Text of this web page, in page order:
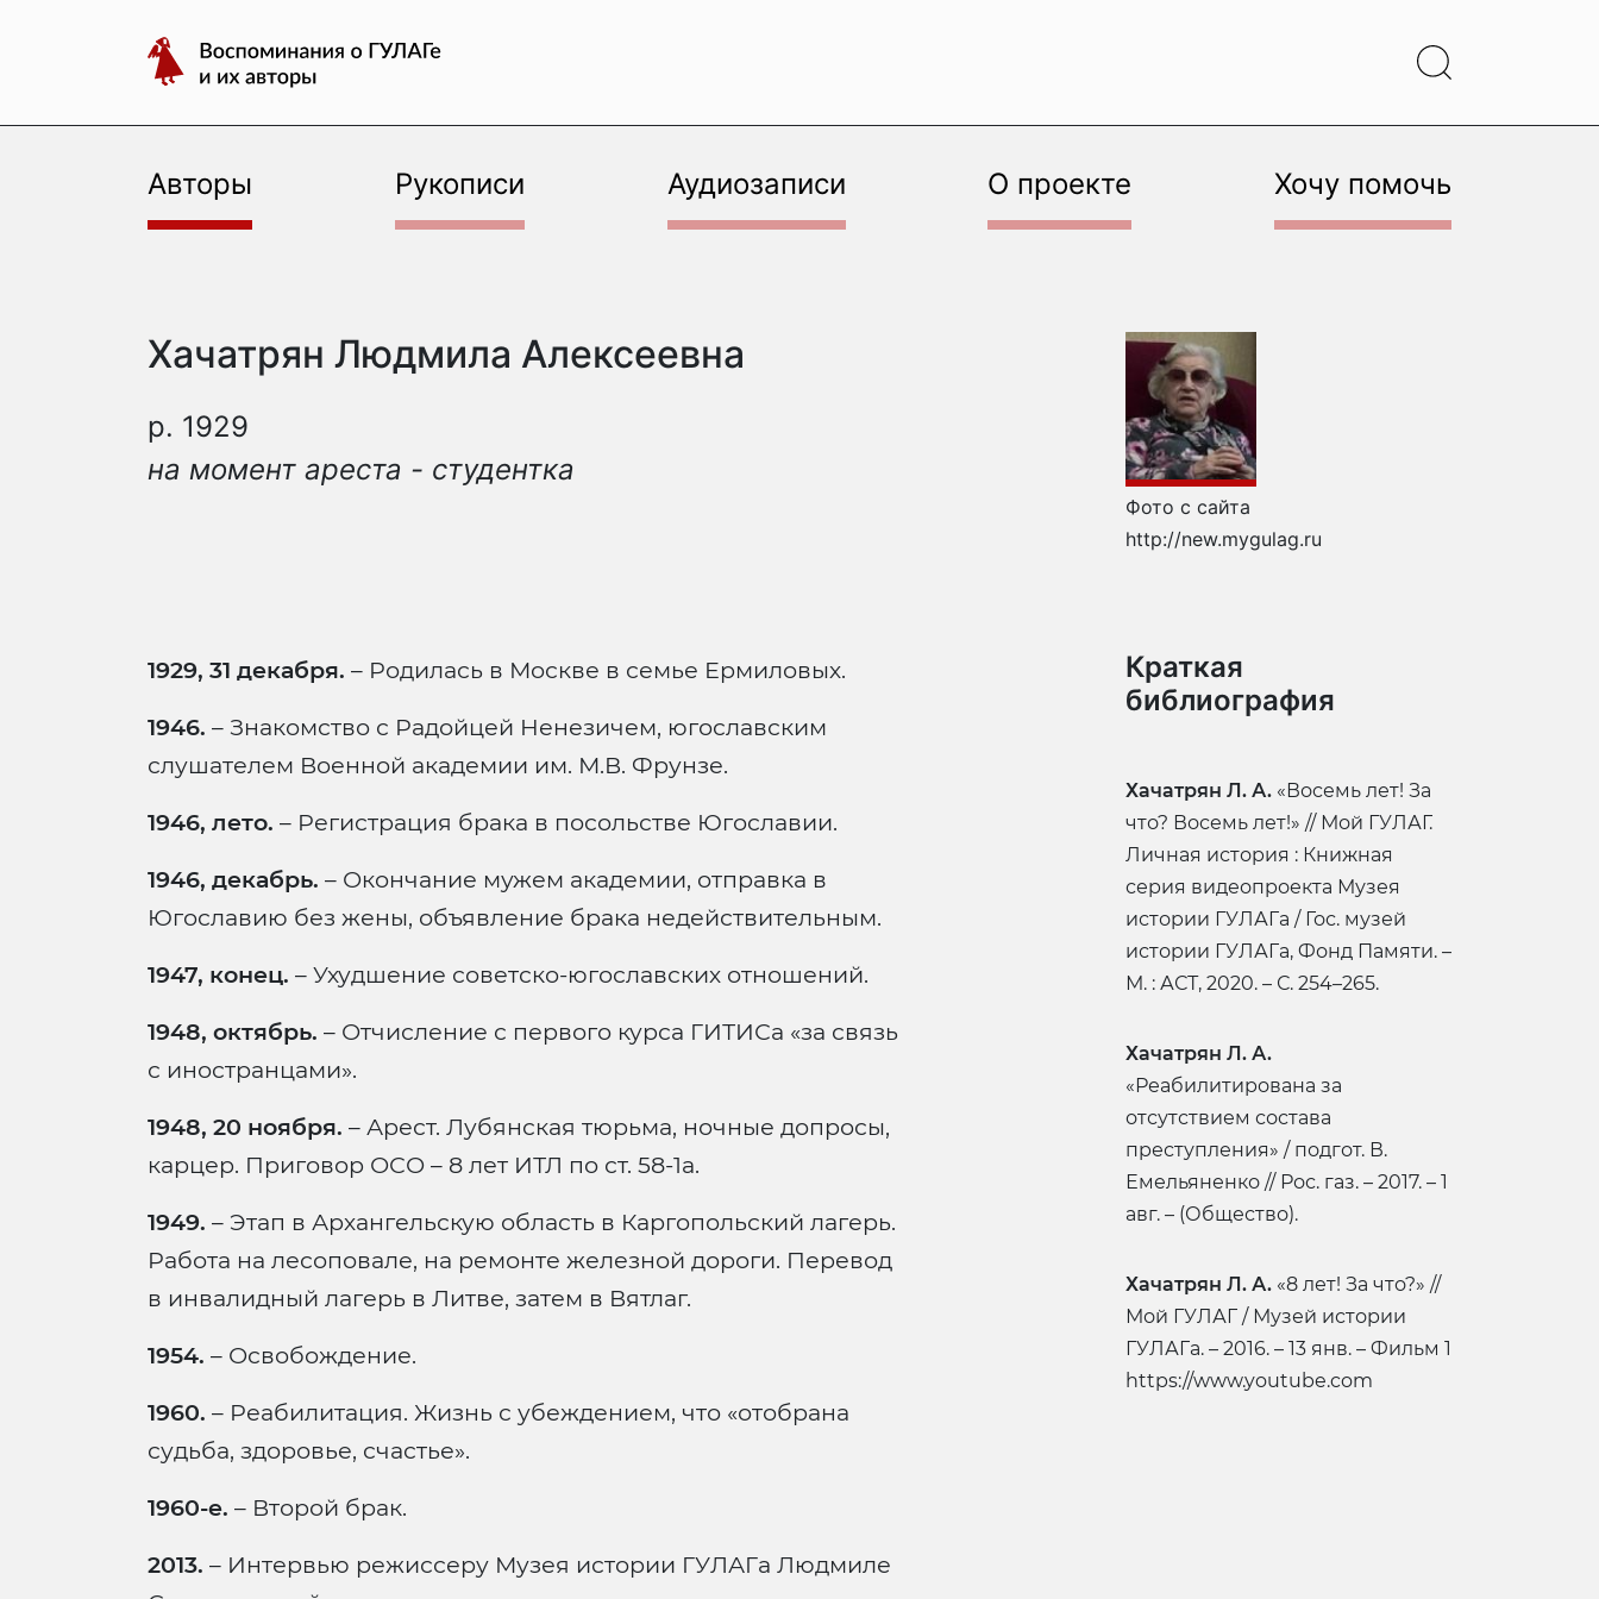
Воспоминания
о
и
авторы
Авторы Рукописи Аудиозаписи О проекте Хочу помочь
Хачатрян Людмила Алексеевна
р. 1929
на момент ареста - студентка
Фото с сайта
http://new.mygulag.ru
1929, 31 декабря. – Родилась в Москве в семье Ермиловых.
1946. – Знакомство с Радойцей Ненезичем, югославским
слушателем Военной академии им. М.В. Фрунзе.
1946, лето. – Регистрация брака в посольстве Югославии.
1946, декабрь. – Окончание мужем академии, отправка в
Югославию без жены, объявление брака недействительным.
1947, конец. – Ухудшение советско-югославских отношений.
1948, октябрь. – Отчисление с первого курса ГИТИСа «за связь
с иностранцами».
1948, 20 ноября. – Арест. Лубянская тюрьма, ночные допросы,
карцер. Приговор ОСО – 8 лет ИТЛ по ст. 58-1а.
1949. – Этап в Архангельскую область в Каргопольский лагерь.
Работа на лесоповале, на ремонте железной дороги. Перевод
в инвалидный лагерь в Литве, затем в Вятлаг.
1954. – Освобождение.
1960. – Реабилитация. Жизнь с убеждением, что «отобрана
судьба, здоровье, счастье».
1960-е. – Второй брак.
2013. – Интервью режиссеру Музея истории ГУЛАГа Людмиле
Краткая
библиография
Хачатрян Л. А. «Восемь лет! За
что? Восемь лет!» // Мой ГУЛАГ.
Личная история : Книжная
серия видеопроекта Музея
истории ГУЛАГа / Гос. музей
истории ГУЛАГа, Фонд Памяти. –
М. : АСТ, 2020. – С. 254–265.
Хачатрян Л. А.
«Реабилитирована за
отсутствием состава
преступления» / подгот. В.
Емельяненко // Рос. газ. – 2017. – 1
авг. – (Общество).
Хачатрян Л. А. «8 лет! За что?» //
Мой ГУЛАГ / Музей истории
ГУЛАГа. – 2016. – 13 янв. – Фильм 1
https://www.youtube.com